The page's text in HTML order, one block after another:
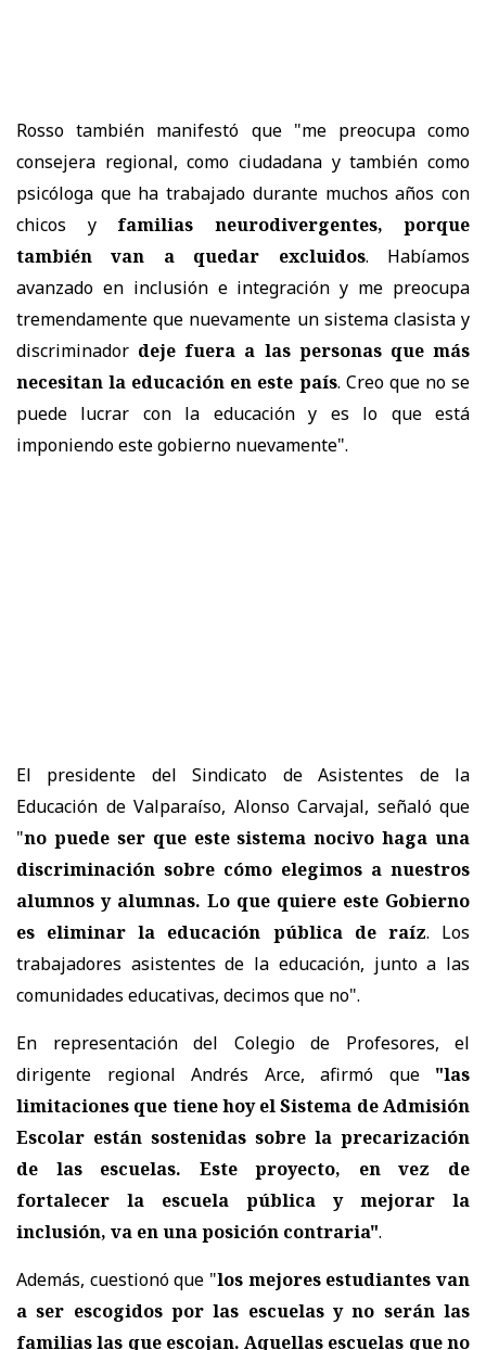
Rosso también manifestó que "me preocupa como
consejera regional, como ciudadana y también como
psicóloga que ha trabajado durante muchos años con
chicos yfamilias neurodivergentes, porque
también van a quedar excluidos. Habíamos
avanzado en inclusión e integración y me preocupa
tremendamente que nuevamente un sistema clasista y
discriminador deje fuera a las personas que más
necesitan la educación en este país. Creo que no se
puede lucrar con la educación y es lo que está
imponiendo este gobierno nuevamente".
El presidente del Sindicato de Asistentes de la
Educación de Valparaíso, Alonso Carvajal, señaló que
"no puede ser que este sistema nocivo haga una
discriminación sobre cómo elegimos a nuestros
alumnos y alumnas. Lo que quiere este Gobierno
es eliminar la educación pública de raíz. Los
trabajadores asistentes de la educación, junto a las
comunidades educativas, decimos que no".
En representación del Colegio de Profesores, el
dirigente regional Andrés Arce, afirmó que
"las
limitaciones que tiene hoy el Sistema de Admisión
Escolar están sostenidas sobre la precarización
de las escuelas. Este proyecto, en vez de
fortalecer la escuela pública y mejorar la
inclusión, va en una posición contraria".
Además, cuestionó que "los mejores estudiantes van
a ser escogidos por las escuelas y no serán las
familias las que escojan. Aquellas escuelas que no